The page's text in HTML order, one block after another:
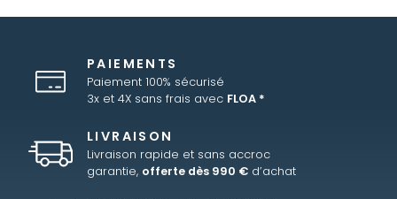
PAIEMENTS
Paiement 100% sécurisé
3x et 4X sans frais avec FLOA *
LIVRAISON
Livraison rapide et sans accroc
garantie, offerte dès 990 € d’achat